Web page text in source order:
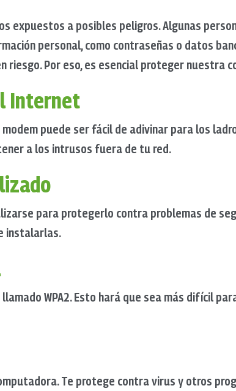
expuestos a posibles peligros. Algunas
personal, como contraseñas o datos
riesgo. Por eso, es esencial proteger nuestra
Internet
puede ser fácil de adivinar para los
a los intrusos fuera de tu red.
para protegerlo contra problemas de
instalarlas.
WPA2. Esto hará que sea más difícil
Te protege contra virus y otros